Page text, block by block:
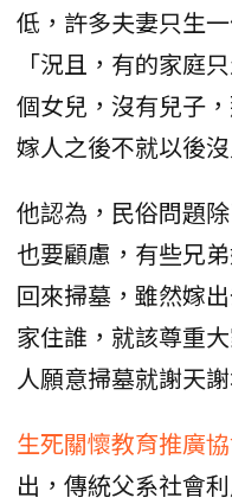
低，許多夫妻只生
「況且，有的家庭
個女兒，沒有兒子
嫁人之後不就以後沒
他認為，民俗問題
也要顧慮，有些兄
回來掃墓，雖然嫁
家住誰，就該尊重
人願意掃墓就謝天謝
生死關懷教育推廣
出，傳統父系社會